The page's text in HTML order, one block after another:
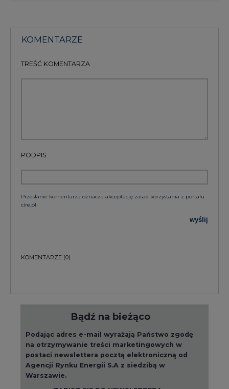
KOMENTARZE
TREŚĆ KOMENTARZA
PODPIS
Przesłanie komentarza oznacza akceptację zasad korzystania z portalu
cire.pl
wyślij
KOMENTARZE (0)
Bądź na bieżąco
Podając adres e-mail wyrażają Państwo zgodę
na otrzymywanie treści marketingowych w
postaci newslettera pocztą elektroniczną od
Agencji Rynku Energii S.A z siedzibą w
Warszawie.